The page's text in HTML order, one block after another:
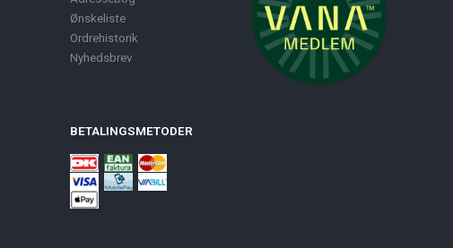
Ønskeliste
Ordrehistorik
Nyhedsbrev
BETALINGSMETODER